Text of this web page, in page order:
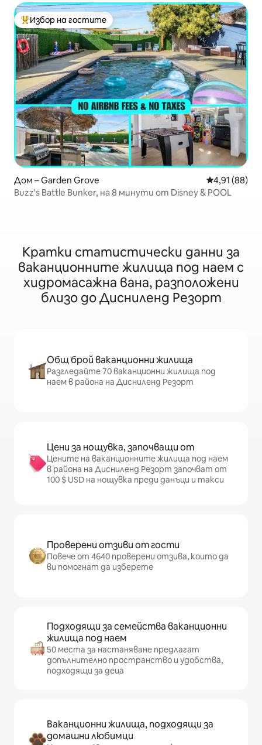
Най-популярен избор на гостите
Избор на гостите
Дом – Garden Grove Средна
4,91 (88)
Buzz's Battle Bunker, на 8 минути от Disney & POOL
Кратки статистически данни за
ваканционните жилища под наем с
хидромасажна вана, разположени
близо до Дисниленд Резорт
Общ брой ваканционни жилища
Разгледайте 70 ваканционни жилища под
наем в района на Дисниленд Резорт
Цени за нощувка, започващи от
Цените на ваканционните жилища под наем
в района на Дисниленд Резорт започват от
100 $ USD на нощувка преди данъци и такси
Проверени отзиви от гости
Повече от 4640 проверени отзива, които да
ви помогнат да изберете
Подходящи за семейства ваканционни
жилища под наем
50 места за настаняване предлагат
допълнително пространство и удобства,
подходящи за деца
Ваканционни жилища, подходящи за
домашни любимци